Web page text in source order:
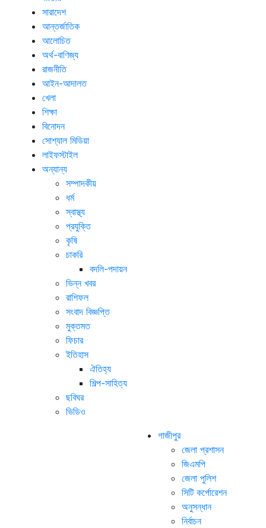
সারাদেশ
আন্তর্জাতিক
আলোচিত
অর্থ-বাণিজ্য
রাজনীতি
আইন-আদালত
খেলা
শিক্ষা
বিনোদন
সোশ্যাল মিডিয়া
লাইফস্টাইল
অন্যান্য
সম্পাদকীয়
ধর্ম
স্বাস্থ্য
প্রযুক্তি
কৃষি
চাকরি
বদলি-পদায়ন
ভিন্ন খবর
রাশিফল
সংবাদ বিজ্ঞপ্তি
মুক্তমত
ফিচার
ইতিহাস
ঐতিহ্য
শিল্প-সাহিত্য
ছবিঘর
ভিডিও
গাজীপুর
জেলা প্রশাসন
জিএমপি
জেলা পুলিশ
সিটি কর্পোরেশন
অনুসন্ধান
নির্বাচন